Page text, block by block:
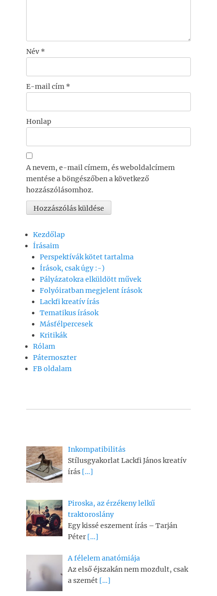
Név *
E-mail cím *
Honlap
A nevem, e-mail címem, és weboldalcímem
mentése a böngészőben a következő
hozzászólásomhoz.
Kezdőlap
Írásaim
Perspektívák kötet tartalma
Írások, csak úgy :-)
Pályázatokra elküldött művek
Folyóiratban megjelent írások
Lackfi kreatív írás
Tematikus írások
Másfélpercesek
Kritikák
Rólam
Páternoszter
FB oldalam
Inkompatibilitás
Stílusgyakorlat Lackfi János kreatív
írás […]
Piroska, az érzékeny lelkű
traktoroslány
Egy kissé eszement írás – Tarján
Péter […]
A félelem anatómiája
Az első éjszakán nem mozdult, csak
a szemét […]